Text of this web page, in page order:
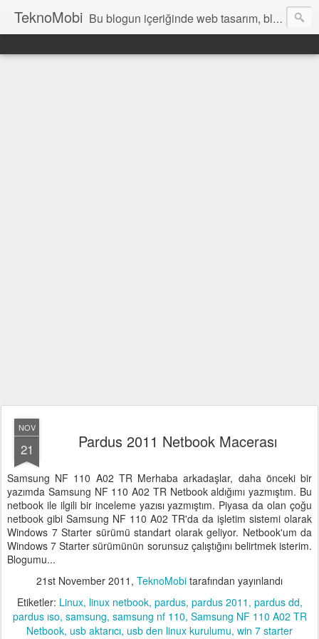
TeknoMobi Bu blogun içeriğinde web tasarım, blogger temaları, blogger ipuçları, ajax anlatımları, jquery uygulamaları, javascript uygulamaları ,web design, tutorials, resources and inspiration yer almaktadır.
NOV
21 Pardus 2011 Netbook Macerası
Samsung NF 110 A02 TR Merhaba arkadaşlar, daha önceki bir
yazımda Samsung NF 110 A02 TR Netbook aldığımı yazmıştım. Bu
netbook ile ilgili bir inceleme yazısı yazmıştım. Piyasa da olan çoğu
netbook gibi Samsung NF 110 A02 TR'da da işletim sistemi olarak
Windows 7 Starter sürümü standart olarak geliyor. Netbook'um da
Windows 7 Starter sürümünün sorunsuz çalıştığını belirtmek isterim.
Blogumu...
21st November 2011 , TeknoMobi tarafından yayınlandı
Etiketler: Linux linux netbook pardus pardus 2011 pardus dd
pardus ıso samsung samsung nf 110 Samsung NF 110 A02 TR
Netbook usb aktarıcı usb den linux kurulumu win 7 starter